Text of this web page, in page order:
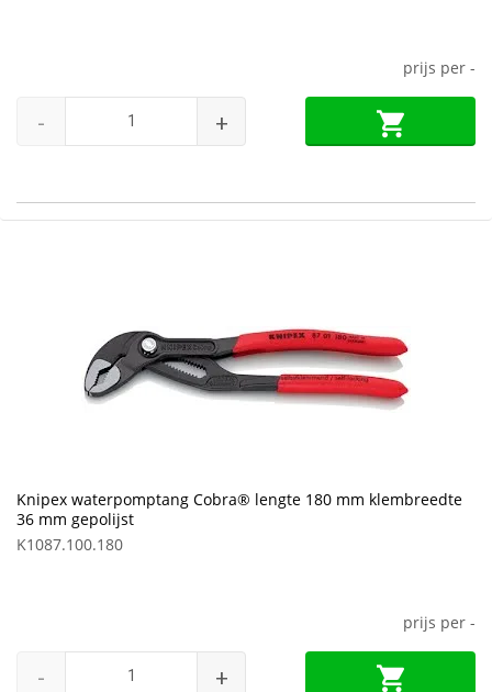
prijs per -
- +
Knipex waterpomptang Cobra® lengte 180 mm klembreedte
36 mm gepolijst
K1087.100.180
prijs per -
- +